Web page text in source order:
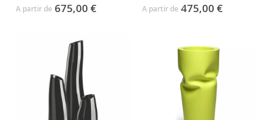
A partir de 675,00 € A partir de 475,00 €